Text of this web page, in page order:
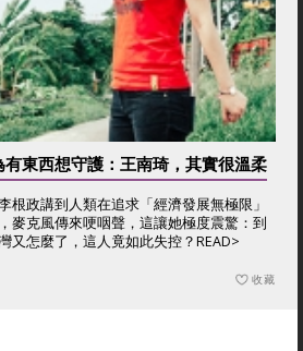
東西想守護：王南琦，其實很溫柔
根政講到人類在追求「經濟發展無極限」
麥克風傳來哽咽聲，這讓她極度震驚：到
又怎麼了，這人竟如此失控？READ>
收藏